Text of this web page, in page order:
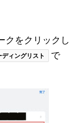
クをクリックし
ディングリスト
で